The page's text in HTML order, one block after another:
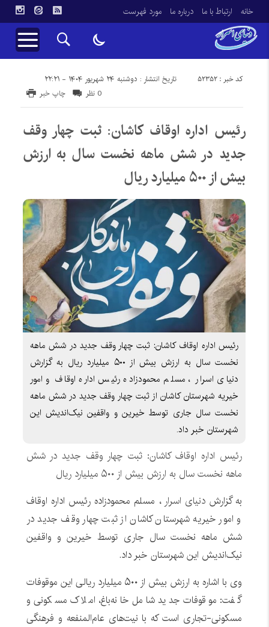
خانه ارتباط با ما درباره ما مورد فهرست
تاریخ انتشار : دوشنبه ۲۴ شهریور ۱۴۰۴ - ۲۲:۲۱ کد خبر : 52352
چاپ خبر 0 نظر
رئیس اداره اوقاف کاشان: ثبت چهار وقف
جدید در شش ماهه نخست سال به ارزش
بیش از ۵۰۰ میلیارد ریال
رئیس اداره اوقاف کاشان: ثبت چهار وقف جدید در شش ماهه
نخست سال به ارزش بیش از ۵۰۰ میلیارد ریال به گزارش
دنیای اسرار ، مسلم محمودزاده رئیس اداره اوقاف و امور
خیریه شهرستان کاشان از ثبت چهار وقف جدید در شش ماهه
نخست سال جاری توسط خیرین و واقفین نیک‌اندیش این
شهرستان خبر داد.
رئیس اداره اوقاف کاشان: ثبت چهار وقف جدید در شش
ماهه نخست سال به ارزش بیش از ۵۰۰ میلیارد ریال
به گزارش دنیای اسرار ، مسلم محمودزاده رئیس اداره اوقاف
و امور خیریه شهرستان کاشان از ثبت چهار وقف جدید در
شش ماهه نخست سال جاری توسط خیرین و واقفین
نیک‌اندیش این شهرستان خبر داد.
وی با اشاره به ارزش بیش از ۵۰۰ میلیارد ریالی این موقوفات
گفت: موقوفات جدید شامل خانه‌باغ، املاک مسکونی و
مسکونی-تجاری است که با نیت‌های عام‌المنفعه و فرهنگی